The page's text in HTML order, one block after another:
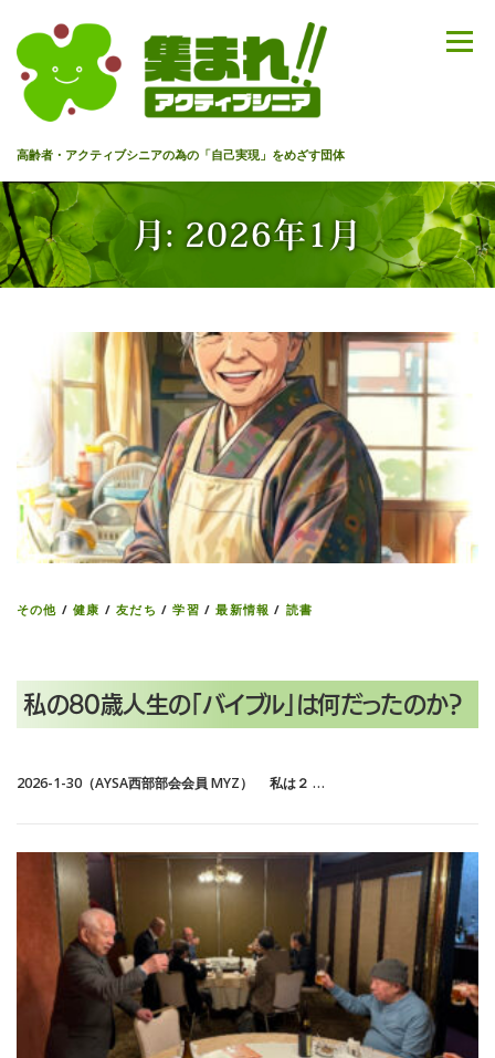
キ
ッ
プ
高齢者・アクティブシニアの為の「自己実現」をめざす団体
メニュー
HOME 代表あいさつ 私達について 今までのセミナー
入会のご案内 プライバシーポリシー
月: 2026年1月
その他 /健康 /友だち /学習 /最新情報 / 読書
私の80歳人生の「バイブル」は何だったのか？
2026-1-30（AYSA西部部会会員 MYZ） 私は２ …